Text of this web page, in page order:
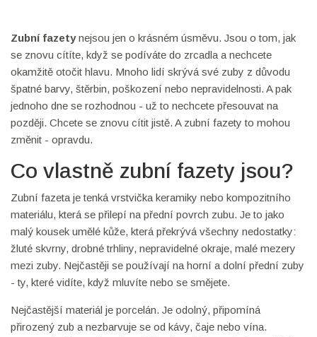
Zubní fazetynejsou jen o krásném úsměvu. Jsou o tom, jak
se znovu cítíte, když se podíváte do zrcadla a nechcete
okamžitě otočit hlavu. Mnoho lidí skrývá své zuby z důvodu
špatné barvy, štěrbin, poškození nebo nepravidelnosti. A pak
jednoho dne se rozhodnou - už to nechcete přesouvat na
později. Chcete se znovu cítit jistě. A zubní fazety to mohou
změnit - opravdu.
Co vlastně zubní fazety jsou?
Zubní fazeta je tenká vrstvička keramiky nebo kompozitního
materiálu, která se přilepí na přední povrch zubu. Je to jako
malý kousek umělé kůže, která překrývá všechny nedostatky:
žluté skvrny, drobné trhliny, nepravidelné okraje, malé mezery
mezi zuby. Nejčastěji se používají na horní a dolní přední zuby
- ty, které vidíte, když mluvíte nebo se smějete.
Nejčastější materiál je porcelán. Je odolný, připomíná
přirozený zub a nezbarvuje se od kávy, čaje nebo vína.